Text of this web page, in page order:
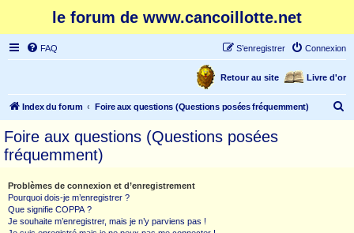
le forum de www.cancoillotte.net
FAQ Connexion
S’enregistrer
Livre d'or
Retour au site
Index du forum Foire aux questions (Questions posées fréquemment)
Foire aux questions (Questions posées
fréquemment)
Problèmes de connexion et d’enregistrement
Pourquoi dois-je m’enregistrer ?
Que signifie COPPA ?
Je souhaite m’enregistrer, mais je n’y parviens pas !